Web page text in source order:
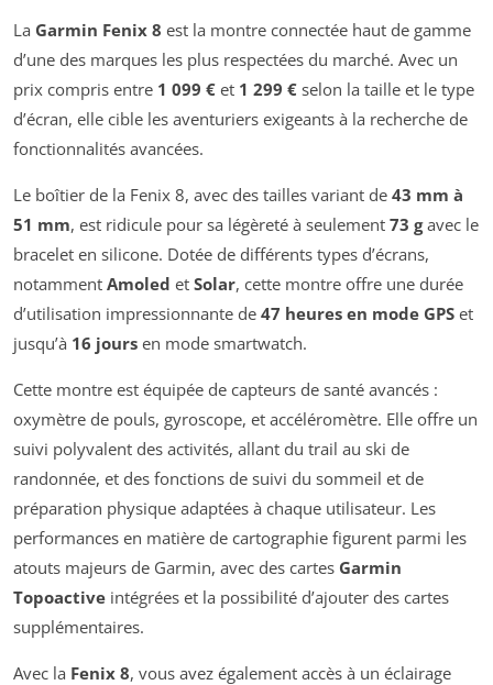
La Garmin Fenix 8 est la montre connectée haut de gamme
d’une des marques les plus respectées du marché. Avec un
prix compris entre 1 099 € et 1 299 € selon la taille et le type
d’écran, elle cible les aventuriers exigeants à la recherche de
fonctionnalités avancées.
Le boîtier de la Fenix 8, avec des tailles variant de 43 mm à
51 mm, est ridicule pour sa légèreté à seulement 73 gavec le
bracelet en silicone. Dotée de différents types d’écrans,
notamment Amoled et Solar, cette montre offre une durée
d’utilisation impressionnante de 47 heures en mode GPS et
jusqu’à 16 jours en mode smartwatch.
Cette montre est équipée de capteurs de santé avancés :
oxymètre de pouls, gyroscope, et accéléromètre. Elle offre un
suivi polyvalent des activités, allant du trail au ski de
randonnée, et des fonctions de suivi du sommeil et de
préparation physique adaptées à chaque utilisateur. Les
performances en matière de cartographie figurent parmi les
atouts majeurs de Garmin, avec des cartes Garmin
Topoactive intégrées et la possibilité d’ajouter des cartes
supplémentaires.
Avec la Fenix 8, vous avez également accès à un éclairage